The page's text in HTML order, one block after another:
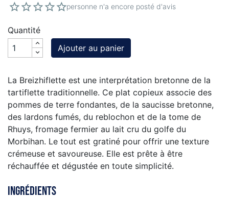
personne n'a encore posté d'avis
Quantité
Ajouter au panier
La Breizhiflette est une interprétation bretonne de la
tartiflette traditionnelle. Ce plat copieux associe des
pommes de terre fondantes, de la saucisse bretonne,
des lardons fumés, du reblochon et de la tome de
Rhuys, fromage fermier au lait cru du golfe du
Morbihan. Le tout est gratiné pour offrir une texture
crémeuse et savoureuse. Elle est prête à être
réchauffée et dégustée en toute simplicité.
Ingrédients